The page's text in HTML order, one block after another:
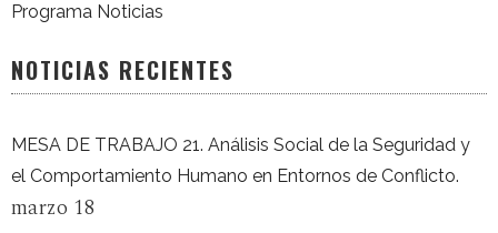
Programa Noticias
NOTICIAS RECIENTES
MESA DE TRABAJO 21. Análisis Social de la Seguridad y
el Comportamiento Humano en Entornos de Conflicto.
marzo 18